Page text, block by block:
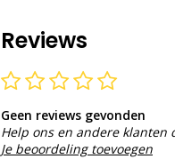
Reviews
Geen reviews gevonden
Help ons en andere klanten
Je beoordeling toevoegen